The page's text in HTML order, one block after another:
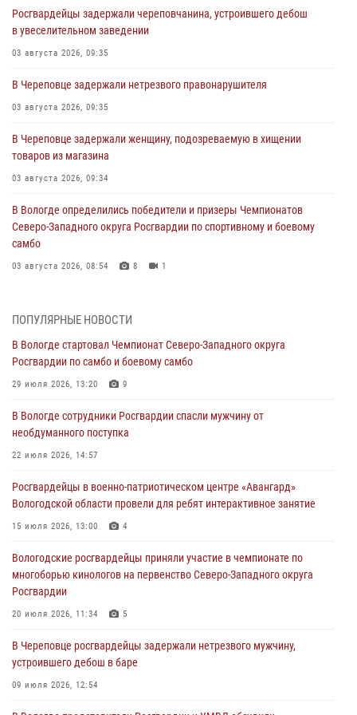
Росгвардейцы задержали череповчанина, устроившего дебош
в увеселительном заведении
03 августа 2026, 09:35
В Череповце задержали нетрезвого правонарушителя
03 августа 2026, 09:35
В Череповце задержали женщину, подозреваемую в хищении
товаров из магазина
03 августа 2026, 09:34
В Вологде определились победители и призеры Чемпионатов
Северо-Западного округа Росгвардии по спортивному и боевому
самбо
03 августа 2026, 08:54 8 1
ОХРАНЫ РОСГВАРДИИ В ВОЛОГОДСКОЙ ОБЛАСТИ ЗАДЕРЖАНО 23
02 августа 2026, 10:37
Росгвардейцы в г. Соколе задержали несовершеннолетнего
31 июля 2026, 06:43
В Вологде стартовал Чемпионат Северо-Западного округа
29 июля 2026, 13:20
В Вологде росгвардейцы задержали мужчину, подозреваемого в
29 июля 2026, 09:08
ПОПУЛЯРНЫЕ НОВОСТИ
В Вологде стартовал Чемпионат Северо-Западного округа
Росгвардии по самбо и боевому самбо
29 июля 2026, 13:20 9
В Вологде сотрудники Росгвардии спасли мужчину от
необдуманного поступка
22 июля 2026, 14:57
Росгвардейцы в военно-патриотическом центре «Авангард»
Вологодской области провели для ребят интерактивное занятие
15 июля 2026, 13:00 4
Вологодские росгвардейцы приняли участие в чемпионате по
многоборью кинологов на первенство Северо-Западного округа
Росгвардии
20 июля 2026, 11:34 5
В Череповце росгвардейцы задержали нетрезвого мужчину,
устроившего дебош в баре
09 июля 2026, 12:54